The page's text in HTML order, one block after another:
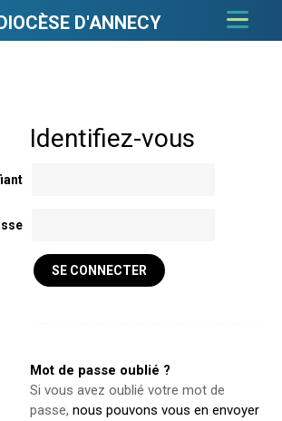
D'ANNECY
Mot de passe oublié ?
Si vous avez oublié votre mot de
passe,nous pouvons vous en envoyer